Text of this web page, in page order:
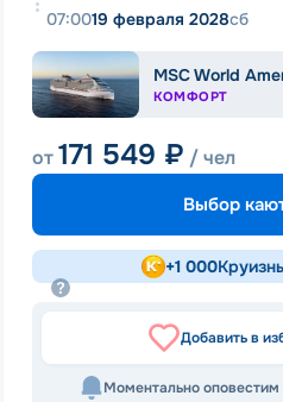
07:0019 февраля 2028сб
MSC World
КОМФОРТ
от171 549 ₽ / чел
Выбор
+1 000
Добавить в
Моментально